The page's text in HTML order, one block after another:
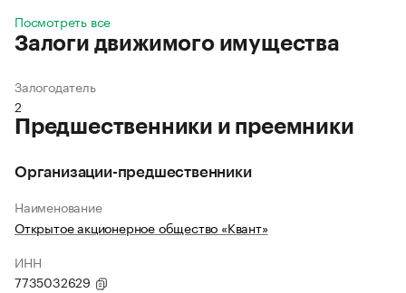
Посмотреть все
Залоги движимого имущества
Залогодатель
2
Предшественники и преемники
Организации-предшественники
Наименование
Открытое акционерное общество «Квант»
ИНН
7735032629